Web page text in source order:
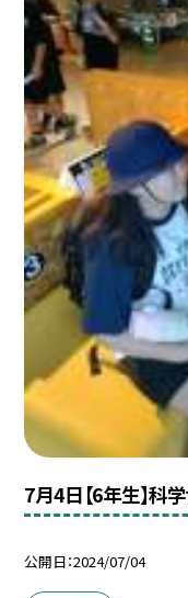
7月4日【6年生】
公開日 2024/07/04